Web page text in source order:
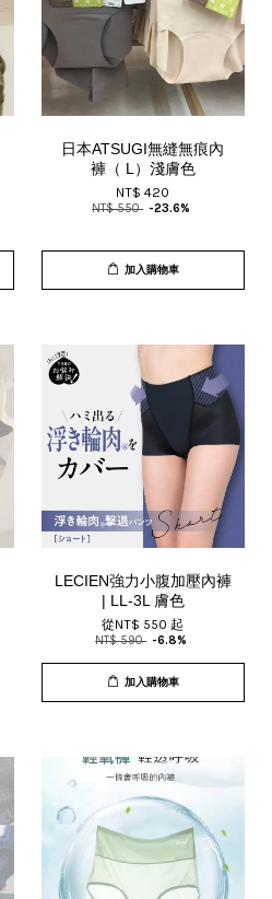
日本ATSUGI無縫無痕內
褲（ L）淺膚色
NT$ 420
NT$ 550 -23.6%
加入購物車
LECIEN強力小腹加壓內褲
| LL-3L 膚色
從NT$ 550 起
NT$ 590 -6.8%
加入購物車